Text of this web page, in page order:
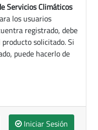
Servicios Climáticos
los usuarios
registrado, debe
solicitado. Si
puede hacerlo de
Iniciar Sesión